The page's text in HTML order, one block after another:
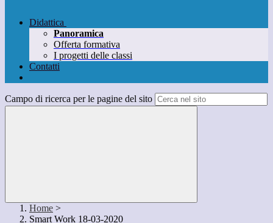
Didattica
Panoramica
Offerta formativa
I progetti delle classi
Contatti
Campo di ricerca per le pagine del sito
Home >
Smart Work 18-03-2020